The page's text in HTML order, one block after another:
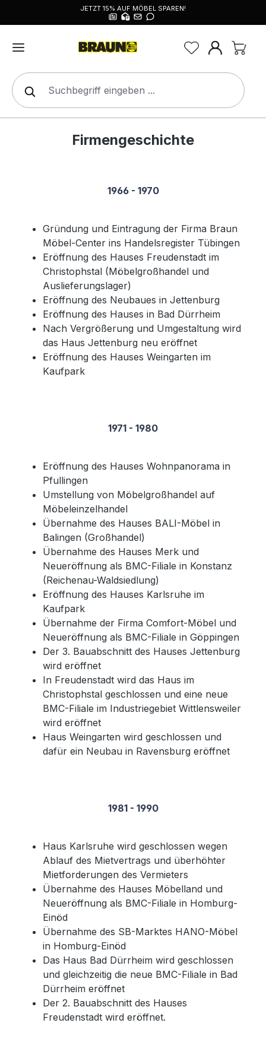
JETZT 15% AUF MÖBEL SPAREN!
Firmengeschichte
1966 - 1970
Gründung und Eintragung der Firma Braun
Möbel-Center ins Handelsregister Tübingen
Eröffnung des Hauses Freudenstadt im
Christophstal (Möbelgroßhandel und
Auslieferungslager)
Eröffnung des Neubaues in Jettenburg
Eröffnung des Hauses in Bad Dürrheim
Nach Vergrößerung und Umgestaltung wird
das Haus Jettenburg neu eröffnet
Eröffnung des Hauses Weingarten im
Kaufpark
1971 - 1980
Eröffnung des Hauses Wohnpanorama in
Pfullingen
Umstellung von Möbelgroßhandel auf
Möbeleinzelhandel
Übernahme des Hauses BALI-Möbel in
Balingen (Großhandel)
Übernahme des Hauses Merk und
Neueröffnung als BMC-Filiale in Konstanz
(Reichenau-Waldsiedlung)
Eröffnung des Hauses Karlsruhe im
Kaufpark
Übernahme der Firma Comfort-Möbel und
Neueröffnung als BMC-Filiale in Göppingen
Der 3. Bauabschnitt des Hauses Jettenburg
wird eröffnet
In Freudenstadt wird das Haus im
Christophstal geschlossen und eine neue
BMC-Filiale im Industriegebiet Wittlensweiler
wird eröffnet
Haus Weingarten wird geschlossen und
dafür ein Neubau in Ravensburg eröffnet
1981 - 1990
Haus Karlsruhe wird geschlossen wegen
Ablauf des Mietvertrags und überhöhter
Mietforderungen des Vermieters
Übernahme des Hauses Möbelland und
Neueröffnung als BMC-Filiale in Homburg-
Einöd
Übernahme des SB-Marktes HANO-Möbel
in Homburg-Einöd
Das Haus Bad Dürrheim wird geschlossen
und gleichzeitig die neue BMC-Filiale in Bad
Dürrheim eröffnet
Der 2. Bauabschnitt des Hauses
Freudenstadt wird eröffnet.